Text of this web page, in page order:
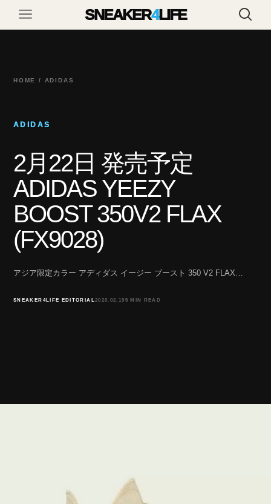
SNEAKER4LIFE
HOME / ADIDAS
ADIDAS
2月22日 発売予定
ADIDAS YEEZY
BOOST 350V2 FLAX
(FX9028)
アジア限定カラー アディダス イージー ブースト 350 V2 FLAX…
SNEAKER4LIFE EDITORIAL2020.02.19 5 MIN READ